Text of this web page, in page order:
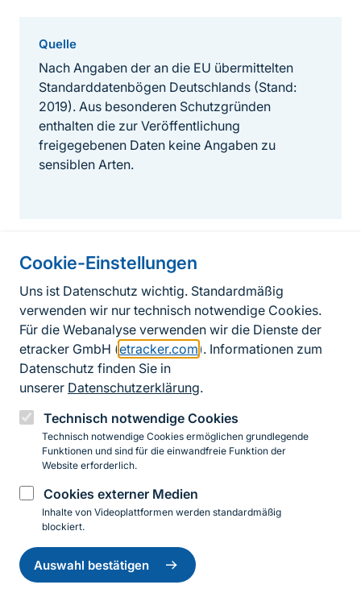
Cookie-Einstellungen
Uns ist Datenschutz wichtig. Standardmäßig
verwenden wir nur technisch notwendige Cookies.
Für die Webanalyse verwenden wir die Dienste der
etracker GmbH (etracker.com ). Informationen zum
Datenschutz finden Sie in
unserer Datenschutzerklärung.
Technisch notwendige Cookies
Technisch notwendige Cookies ermöglichen grundlegende
Funktionen und sind für die einwandfreie Funktion der
Website erforderlich.
Cookies externer Medien
Inhalte von Videoplattformen werden standardmäßig
blockiert.
Auswahl bestätigen
Einwilligung
zurückziehen
Quelle
Nach Angaben der an die EU übermittelten
Standarddatenbögen Deutschlands (Stand:
2019). Aus besonderen Schutzgründen
enthalten die zur Veröffentlichung
freigegebenen Daten keine Angaben zu
sensiblen Arten.
Informationen zur Seite
FußzeileKontakt zum BfN
Kontaktformular
Erklärung zur Barrierefreiheit
Impressum
Datenschutz
InstagramFacebookYouTubeLinkedIn
© 2026 Bundesamt für Naturschutz